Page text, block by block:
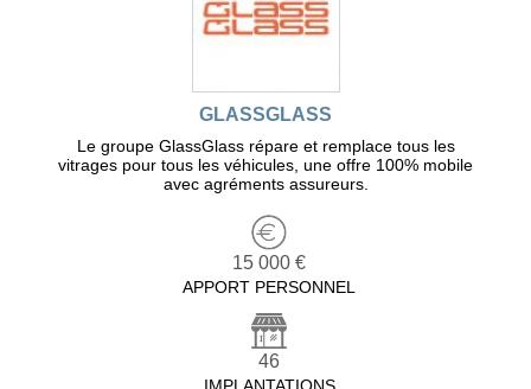
GLASSGLASS
Le groupe GlassGlass répare et remplace tous les
vitrages pour tous les véhicules, une offre 100% mobile
avec agréments assureurs.
15 000 €
APPORT PERSONNEL
46